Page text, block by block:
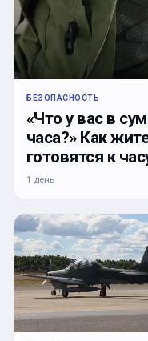
БЕЗОПАСНОСТЬ
«Что у вас в
часа?» Как
готовятся к
1 день